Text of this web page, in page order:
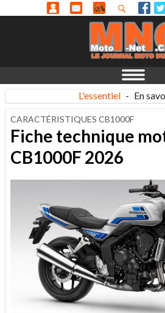
L'essentiel - En
CARACTÉRISTIQUES CB1000F
Fiche technique
CB1000F 2026